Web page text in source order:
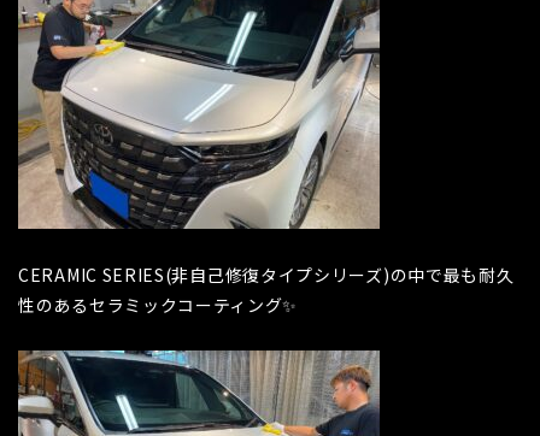
CERAMIC SERIES(非自己修復タイプシリーズ)の中で最も耐久
性のあるセラミックコーティング✨